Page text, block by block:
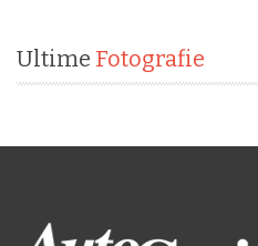
Ultime Fotografie